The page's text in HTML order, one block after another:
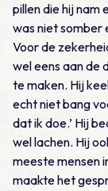
pillen die hij nam
was niet somber
Voor de
wel eens aan de
te maken. Hij
echt niet bang
dat ik doe.’ Hij
wel lachen. Hij
meeste mensen
maakte het